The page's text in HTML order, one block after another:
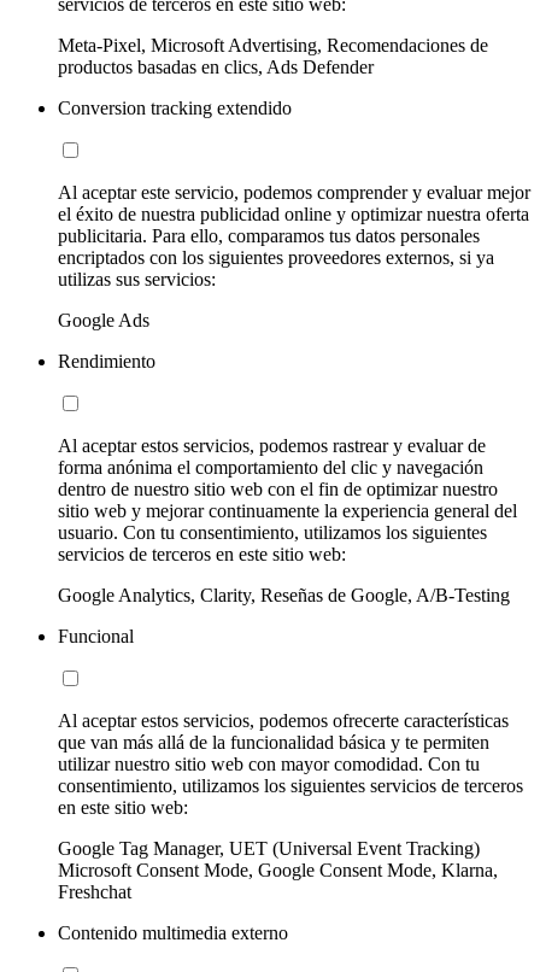
Meta-Pixel, Microsoft Advertising, Recomendaciones de
productos basadas en clics, Ads Defender
Conversion tracking extendido
Al aceptar este servicio, podemos comprender y evaluar mejor
el éxito de nuestra publicidad online y optimizar nuestra oferta
publicitaria. Para ello, comparamos tus datos personales
encriptados con los siguientes proveedores externos, si ya
utilizas sus servicios:
Google Ads
Rendimiento
Al aceptar estos servicios, podemos rastrear y evaluar de
forma anónima el comportamiento del clic y navegación
dentro de nuestro sitio web con el fin de optimizar nuestro
sitio web y mejorar continuamente la experiencia general del
usuario. Con tu consentimiento, utilizamos los siguientes
servicios de terceros en este sitio web:
Google Analytics, Clarity, Reseñas de Google, A/B-Testing
Funcional
Al aceptar estos servicios, podemos ofrecerte características
que van más allá de la funcionalidad básica y te permiten
utilizar nuestro sitio web con mayor comodidad. Con tu
consentimiento, utilizamos los siguientes servicios de terceros
en este sitio web:
Google Tag Manager, UET (Universal Event Tracking)
Microsoft Consent Mode, Google Consent Mode, Klarna,
Freshchat
Contenido multimedia externo